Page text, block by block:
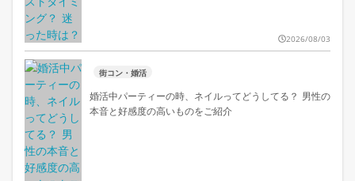
2026/08/03
街コン・婚活
婚活中パーティーの時、ネイルってどうしてる？ 男性の
本音と好感度の高いものをご紹介